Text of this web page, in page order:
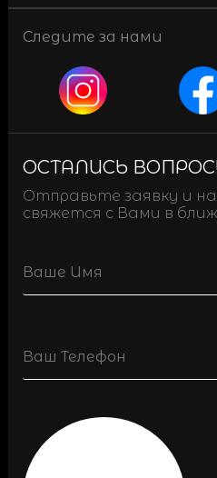
Следите за нами
ОСТАЛИСЬ
Отправьте заявку и
свяжется с Вами в
(Обязательно)